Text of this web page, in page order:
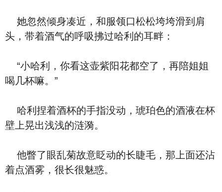
她忽然倾身凑近，和服领口松松垮垮滑到肩
头，带着酒气的呼吸拂过哈利的耳畔：
“小哈利，你看这壶紫阳花都空了，再陪姐姐
喝几杯嘛。”
哈利捏着酒杯的手指没动，琥珀色的酒液在杯
壁上晃出浅浅的涟漪。
他瞥了眼乱菊故意眨动的长睫毛，那上面还沾
着点酒雾，很长很魅惑。